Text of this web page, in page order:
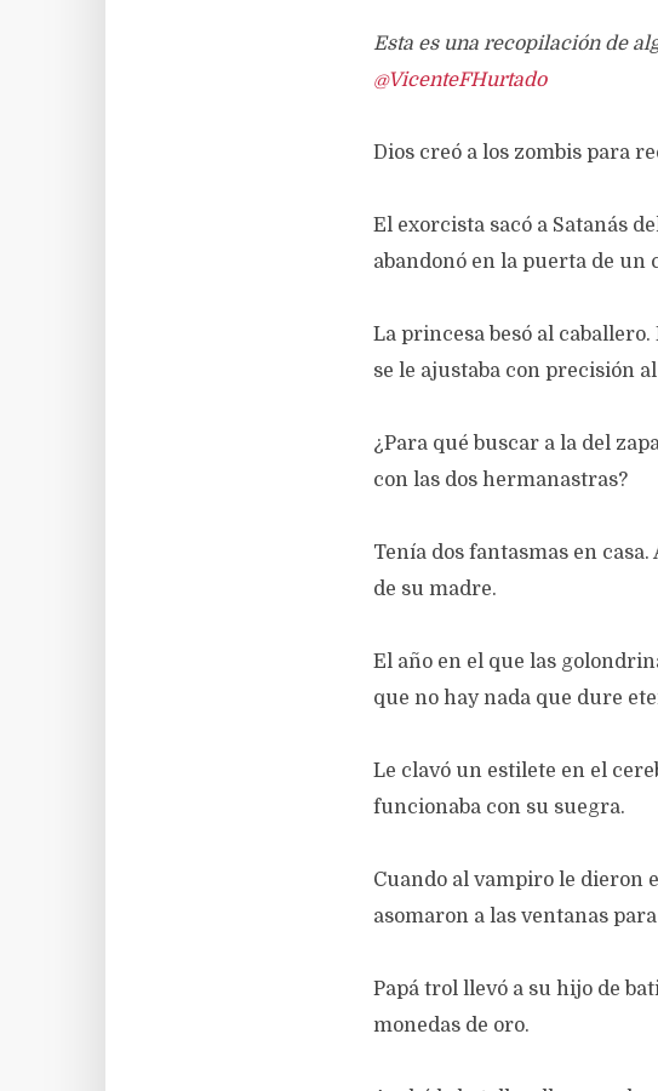
Esta es una recopilación de
@VicenteFHurtado
Dios creó a los zombis para
El exorcista sacó a Satanás
abandonó en la puerta de un
La princesa besó al
se le ajustaba con precisión
¿Para qué buscar a la del
con las dos hermanastras?
Tenía dos fantasmas en
de su madre.
El año en el que las
que no hay nada que dure
Le clavó un estilete en el
funcionaba con su suegra.
Cuando al vampiro le dieron
asomaron a las ventanas
Papá trol llevó a su hijo de
monedas de oro.